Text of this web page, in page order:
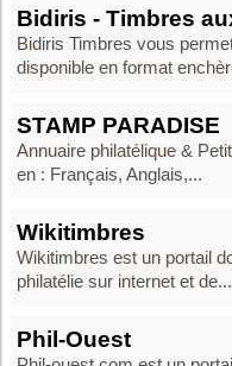
Bidiris - Timbres
Bidiris Timbres vous
disponible en format
STAMP PARADISE
Annuaire philatélique &
en : Français, Anglais,...
Wikitimbres
Wikitimbres est un portail
philatélie sur internet et de...
Phil-Ouest